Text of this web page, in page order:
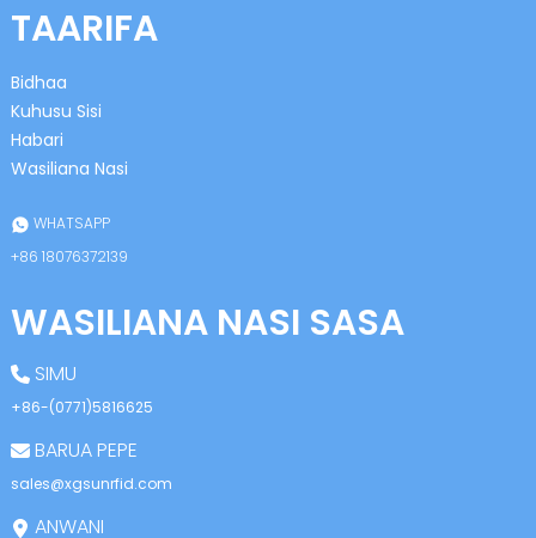
TAARIFA
Bidhaa
Kuhusu Sisi
Habari
Wasiliana Nasi
WHATSAPP
+86 18076372139
WASILIANA NASI SASA
SIMU
+86-(0771)5816625
BARUA PEPE
sales@xgsunrfid.com
ANWANI